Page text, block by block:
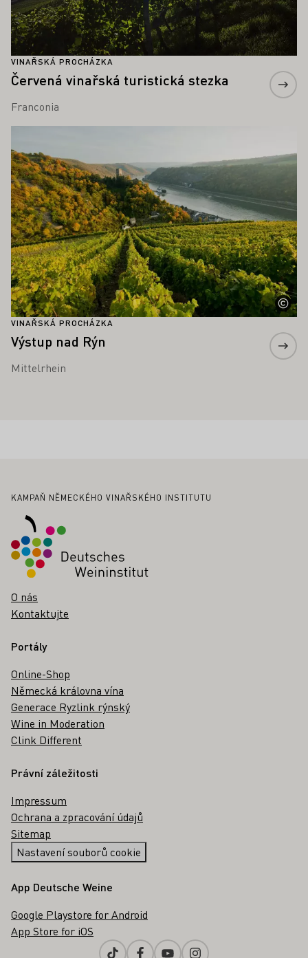
VINAŘSKÁ PROCHÁZKA
Červená vinařská turistická stezka
Franconia
VINAŘSKÁ PROCHÁZKA
Výstup nad Rýn
Mittelrhein
Zápatí
KAMPAŇ NĚMECKÉHO VINAŘSKÉHO INSTITUTU
O nás
Kontaktujte
Portály
Online-Shop
Německá královna vína
Generace Ryzlink rýnský
Wine in Moderation
Clink Different
Právní záležitosti
Impressum
Ochrana a zpracování údajů
Sitemap
Nastavení souborů cookie
App Deutsche Weine
Google Playstore for Android
App Store for iOS